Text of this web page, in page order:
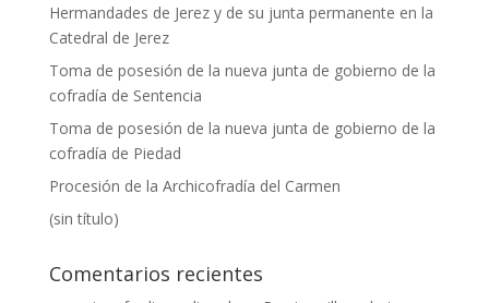
Hermandades de Jerez y de su junta permanente en la
Catedral de Jerez
Toma de posesión de la nueva junta de gobierno de la
cofradía de Sentencia
Toma de posesión de la nueva junta de gobierno de la
cofradía de Piedad
Procesión de la Archicofradía del Carmen
(sin título)
Comentarios recientes